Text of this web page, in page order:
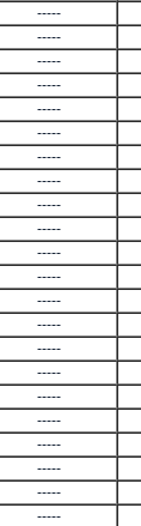
-----
-----
-----
-----
-----
-----
-----
-----
-----
-----
-----
-----
-----
-----
-----
-----
-----
-----
-----
-----
-----
-----